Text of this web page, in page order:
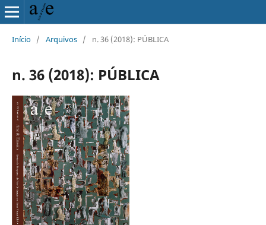
Início / Arquivos / n. 36 (2018): PÚBLICA
n. 36 (2018): PÚBLICA